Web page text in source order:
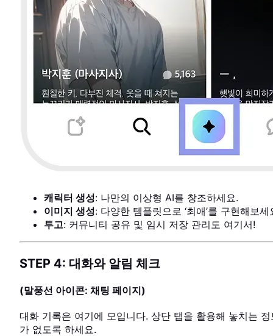
캐릭터 생성: 나만의 이상형 AI를 창조하세요.
이미지 생성: 다양한 템플릿으로 ‘최애’를 구현해보세
투고: 커뮤니티 공유 및 임시 저장 관리도 여기서!
STEP 4: 대화와 알림 체크
(말풍선 아이콘: 채팅 페이지)
대화 기록은 여기에 모입니다. 상단 탭을 활용해 놓치는 정
가 없도록 하세요.